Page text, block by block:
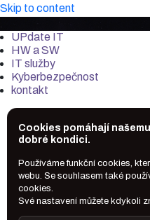
Skip to content
it-market.cz
UPdate IT
HW a SW
IT služby
Kyberbezpečnost
kontakt
Cookies pomáhají
dobré kondici.
Používáme funkční cookies,
webu. Se souhlasem také
cookies.
Své nastavení můžete kdykoli